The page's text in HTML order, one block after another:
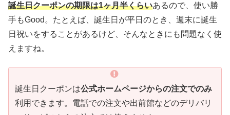
誕生日クーポンの期限は1ヶ月半くらいあるので、使い勝
手もGood。たとえば、誕生日が平日のとき、週末に誕生
日祝いをすることがあるけど、そんなときにも問題なく使
えますね。
誕生日クーポンは公式ホームページからの注文でのみ
利用できます。電話での注文や出前館などのデリバリ